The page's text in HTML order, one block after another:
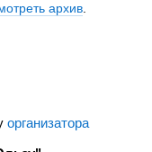
архив
организатора